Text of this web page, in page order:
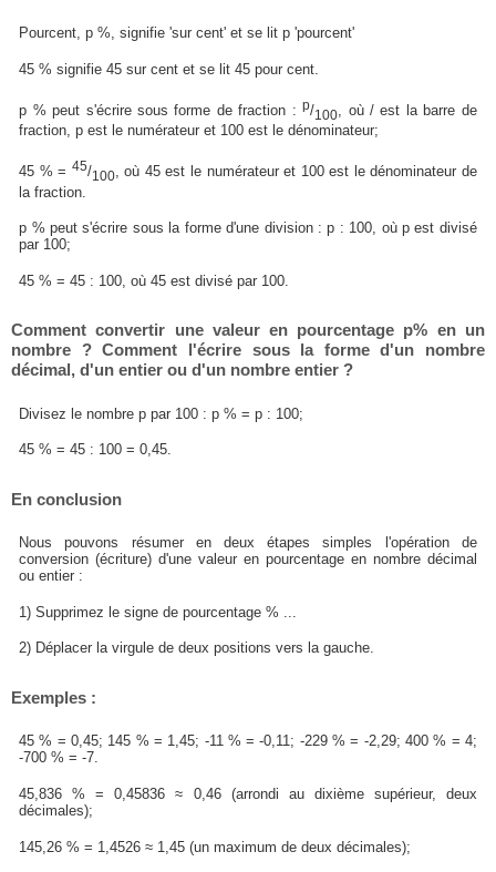
Pourcent, p %, signifie 'sur cent' et se lit p 'pourcent'
45 % signifie 45 sur cent et se lit 45 pour cent.
p % peut s'écrire sous forme de fraction :p/100 , où / est la barre de
fraction, p est le numérateur et 100 est le dénominateur;
45 % = 45/100, où 45 est le numérateur et 100 est le dénominateur de
la fraction.
p % peut s'écrire sous la forme d'une division : p : 100, où p est divisé
par 100;
45 % = 45 : 100, où 45 est divisé par 100.
Comment convertir une valeur en pourcentage p% en un
nombre ? Comment l'écrire sous la forme d'un nombre
décimal, d'un entier ou d'un nombre entier ?
Divisez le nombre p par 100 : p % = p : 100;
45 % = 45 : 100 = 0,45.
En conclusion
Nous pouvons résumer en deux étapes simples l'opération de
conversion (écriture) d'une valeur en pourcentage en nombre décimal
ou entier :
1) Supprimez le signe de pourcentage % ...
2) Déplacer la virgule de deux positions vers la gauche.
Exemples :
45 % = 0,45; 145 % = 1,45; -11 % = -0,11; -229 % = -2,29; 400 % = 4;
-700 % = -7.
45,836 % = 0,45836 ≈ 0,46 (arrondi au dixième supérieur, deux
décimales);
145,26 % = 1,4526 ≈ 1,45 (un maximum de deux décimales);